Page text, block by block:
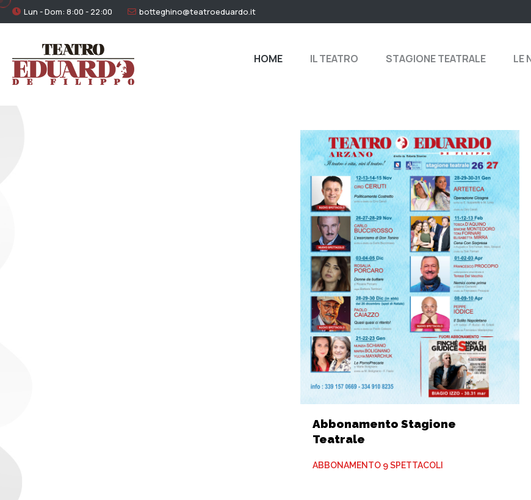
Lun - Dom: 8:00 - 22:00 botteghino@teatroeduardo.it
HOME IL TEATRO STAGIONE TEATRALE LE
Abbonamento Stagione
Teatrale
ABBONAMENTO 9 SPETTACOLI